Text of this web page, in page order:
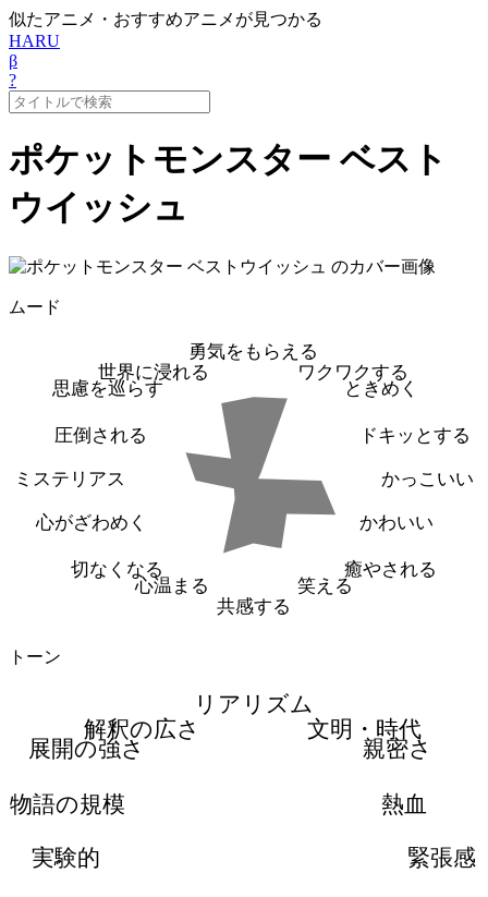
似たアニメ・おすすめアニメが見つかる
HARU
β
?
ポケットモンスター ベスト
ウイッシュ
ムード
勇気をもらえる
ワクワクする
ときめく
ドキッとする
かっこいい
かわいい
癒やされる
笑える
共感する
心温まる
切なくなる
心がざわめく
ミステリアス
圧倒される
思慮を巡らす
世界に浸れる
トーン
リアリズム
文明・時代
親密さ
熱血
緊張感
実験的
物語の規模
展開の強さ
解釈の広さ